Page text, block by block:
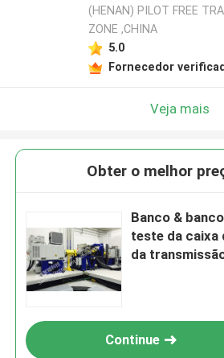
(HENAN) PILOT FREE
ZONE ,CHINA
5.0
Fornecedor
Veja mais
Obter o melhor
Banco &
teste da caixa
da
Continue